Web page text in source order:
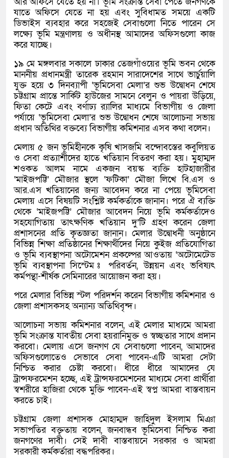
যাতে অফিসে যেতে না হয় এবং সুবিধামত সময়ে একটি
ডিভাইস ব্যবহার করে সহজেই সেবাগুলো নিতে পারেন সে
লক্ষ্যে ভূমি মন্ত্রণালয় ও অধীনস্থ আমাদের অফিসগুলো কাজ
করে যাচ্ছে।
১৯ মে মঙ্গলবার সকালে ঢাকার তেজগাঁওয়ের ভূমি ভবন থেকে
মাননীয় প্রধানমন্ত্রী তারেক রহমান সারাদেশের সাথে ভার্চুয়ালি
যুক্ত হয়ে ৩ দিনব্যাপী ‘ভূমিসেবা মেলা’র শুভ উদ্বোধন শেষে
চট্টগ্রাম প্রান্তে সার্কিট হাউজের সামনে বেলুন ও পায়রা উড়িয়ে,
ফিতা কেটে এবং বর্ণাঢ্য র‌্যালির মাধ্যমে বিভাগীয় ও জেলা
পর্যায়ে ‘ভূমিসেবা মেলা’র শুভ উদ্বোধন শেষে আলোচনা সভায়
প্রধান অতিথির বক্তব্যে বিভাগীয় কমিশনার এসব কথা বলেন।
মেলায় ৫ জন ভূমিহীনকে কৃষি খাসজমি বন্দোবস্তের কবুলিয়ত
ও সেবা প্রত্যাশীদের হাতে খতিয়ান বিতরণ করা হয়। মুহাম্মদ
শওকত আলম নামে একজন বয়স্ক ব্যক্তি হাটহাজারীর
‘মাইজপট্টি’ মৌজার স্থলে ‘ফটিকা’ মৌজা লিখে বি.এস ও
আর.এস খতিয়ানের জন্য আবেদন করে না পেয়ে ভূমিসেবা
মেলায় এসে বিষয়টি সংশ্লিষ্ট কর্মকর্তাকে জানান। পরে ঐ ব্যক্তি
থেকে ‘মাইজপট্টি’ মৌজার আবেদন নিয়ে ভূমি কর্মকর্তাদেও
সহযোগিতায় তাৎক্ষণিক খতিয়ান দু’টি গ্রহণ করেন জেলা
প্রশাসনের প্রতি কৃতজ্ঞতা জানান। মেলার উদ্বোধনী অনুষ্ঠানে
বিভিন্ন শিক্ষা প্রতিষ্ঠানের শিক্ষার্থীদের নিয়ে কুইজ প্রতিযোগিতা
ও ভূমি ব্যবস্থাপনা অটোমেশন প্রকল্পের আওতায় ‘অটোমেটেড
ভূমি ব্যবস্থাপনা সিস্টেম ঃ পরিবর্তন, উন্নয়ন এবং ভবিষ্যৎ
কর্মপন্থা-শীর্ষক সেমিনারের আয়োজন করা হয়।
পরে মেলার বিভিন্ন স্টল পরিদর্শন করেন বিভাগীয় কমিশনার ও
জেলা প্রশাসকসহ অন্যান্য অতিথিবৃন্দ।
আলোচনা সভায় কমিশনার বলেন, এই মেলার মাধ্যমে আমরা
ভূমি সংক্রান্ত যাবতীয় সেবা হয়রানিমুক্ত ও স্বচ্ছতার সাথে প্রদান
করবো। মেলায় এসে জনগণ যে সেবাগুলো পাবেন, আমাদের
অফিসগুলোতেও সেভাবে সেবা পাবেন-এটি আমরা সেটা
নিশ্চিত করার চেষ্টা করবো। ধীরে ধীরে আমাদের যে
ট্রান্সফরমেশন হচ্ছে, এই ট্রান্সফরমেশনের মাধ্যমে সেবা প্রার্থীরা
স্বশরীরে হাজিরা থেকে মুক্তি পাবেন-এই স্বপ্ন আমরা বাস্তবায়ন
করতে চাই।
চট্টগ্রাম জেলা প্রশাসক মোহাম্মদ জাহিদুল ইসলাম মিঞা
সভাপতির বক্তৃতায় বলেন, জনবান্ধব ভূমিসেবা নিশ্চিত করা
জনগণের দাবী। সেই দাবী বাস্তবায়নে সরকার ও আমরা
সরকারী কর্মকর্তারা বদ্ধপরিকর।